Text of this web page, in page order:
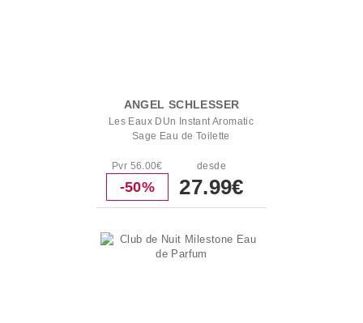
ANGEL SCHLESSER
Les Eaux DUn Instant Aromatic
Sage Eau de Toilette
Pvr 56.00€
-50%
desde
27.99€